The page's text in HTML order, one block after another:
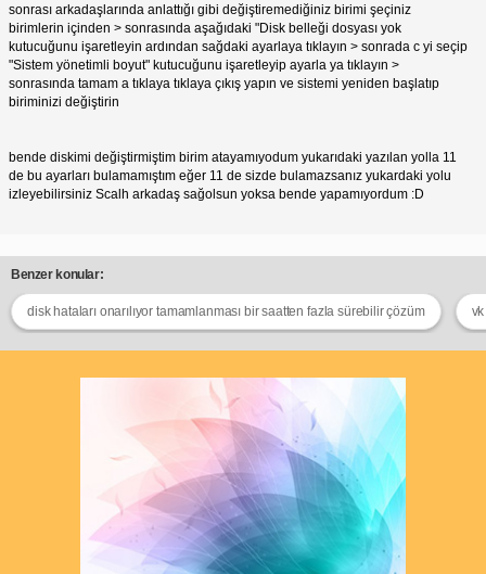
sonrası arkadaşlarında anlattığı gibi değiştiremediğiniz birimi şeçiniz
birimlerin içinden > sonrasında aşağıdaki "Disk belleği dosyası yok
kutucuğunu işaretleyin ardından sağdaki ayarlaya tıklayın > sonrada c yi seçip
"Sistem yönetimli boyut" kutucuğunu işaretleyip ayarla ya tıklayın >
sonrasında tamam a tıklaya tıklaya çıkış yapın ve sistemi yeniden başlatıp
biriminizi değiştirin
bende diskimi değiştirmiştim birim atayamıyodum yukarıdaki yazılan yolla 11
de bu ayarları bulamamıştım eğer 11 de sizde bulamazsanız yukardaki yolu
izleyebilirsiniz Scalh arkadaş sağolsun yoksa bende yapamıyordum :D
Benzer konular:
disk hataları onarılıyor tamamlanması bir saatten fazla sürebilir çözüm